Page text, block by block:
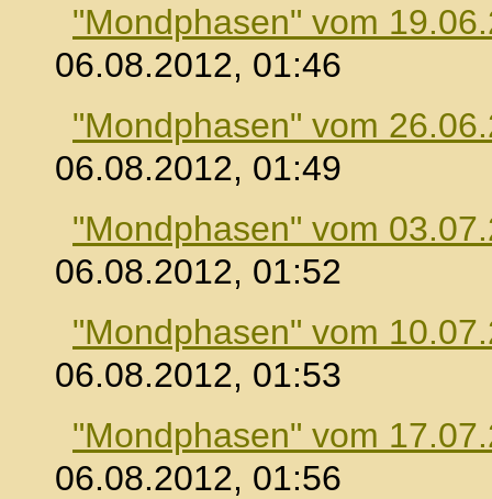
"Mondphasen" vom
06.08.2012, 01:46
"Mondphasen" vom
06.08.2012, 01:49
"Mondphasen" vom
06.08.2012, 01:52
"Mondphasen" vom
06.08.2012, 01:53
"Mondphasen" vom
06.08.2012, 01:56